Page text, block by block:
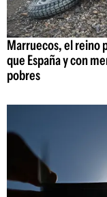
Marruecos, el reino
que España y con
pobres